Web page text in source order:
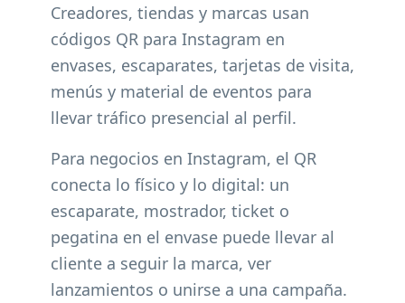
Creadores, tiendas y marcas usan
códigos QR para Instagram en
envases, escaparates, tarjetas de visita,
menús y material de eventos para
llevar tráfico presencial al perfil.
Para negocios en Instagram, el QR
conecta lo físico y lo digital: un
escaparate, mostrador, ticket o
pegatina en el envase puede llevar al
cliente a seguir la marca, ver
lanzamientos o unirse a una campaña.